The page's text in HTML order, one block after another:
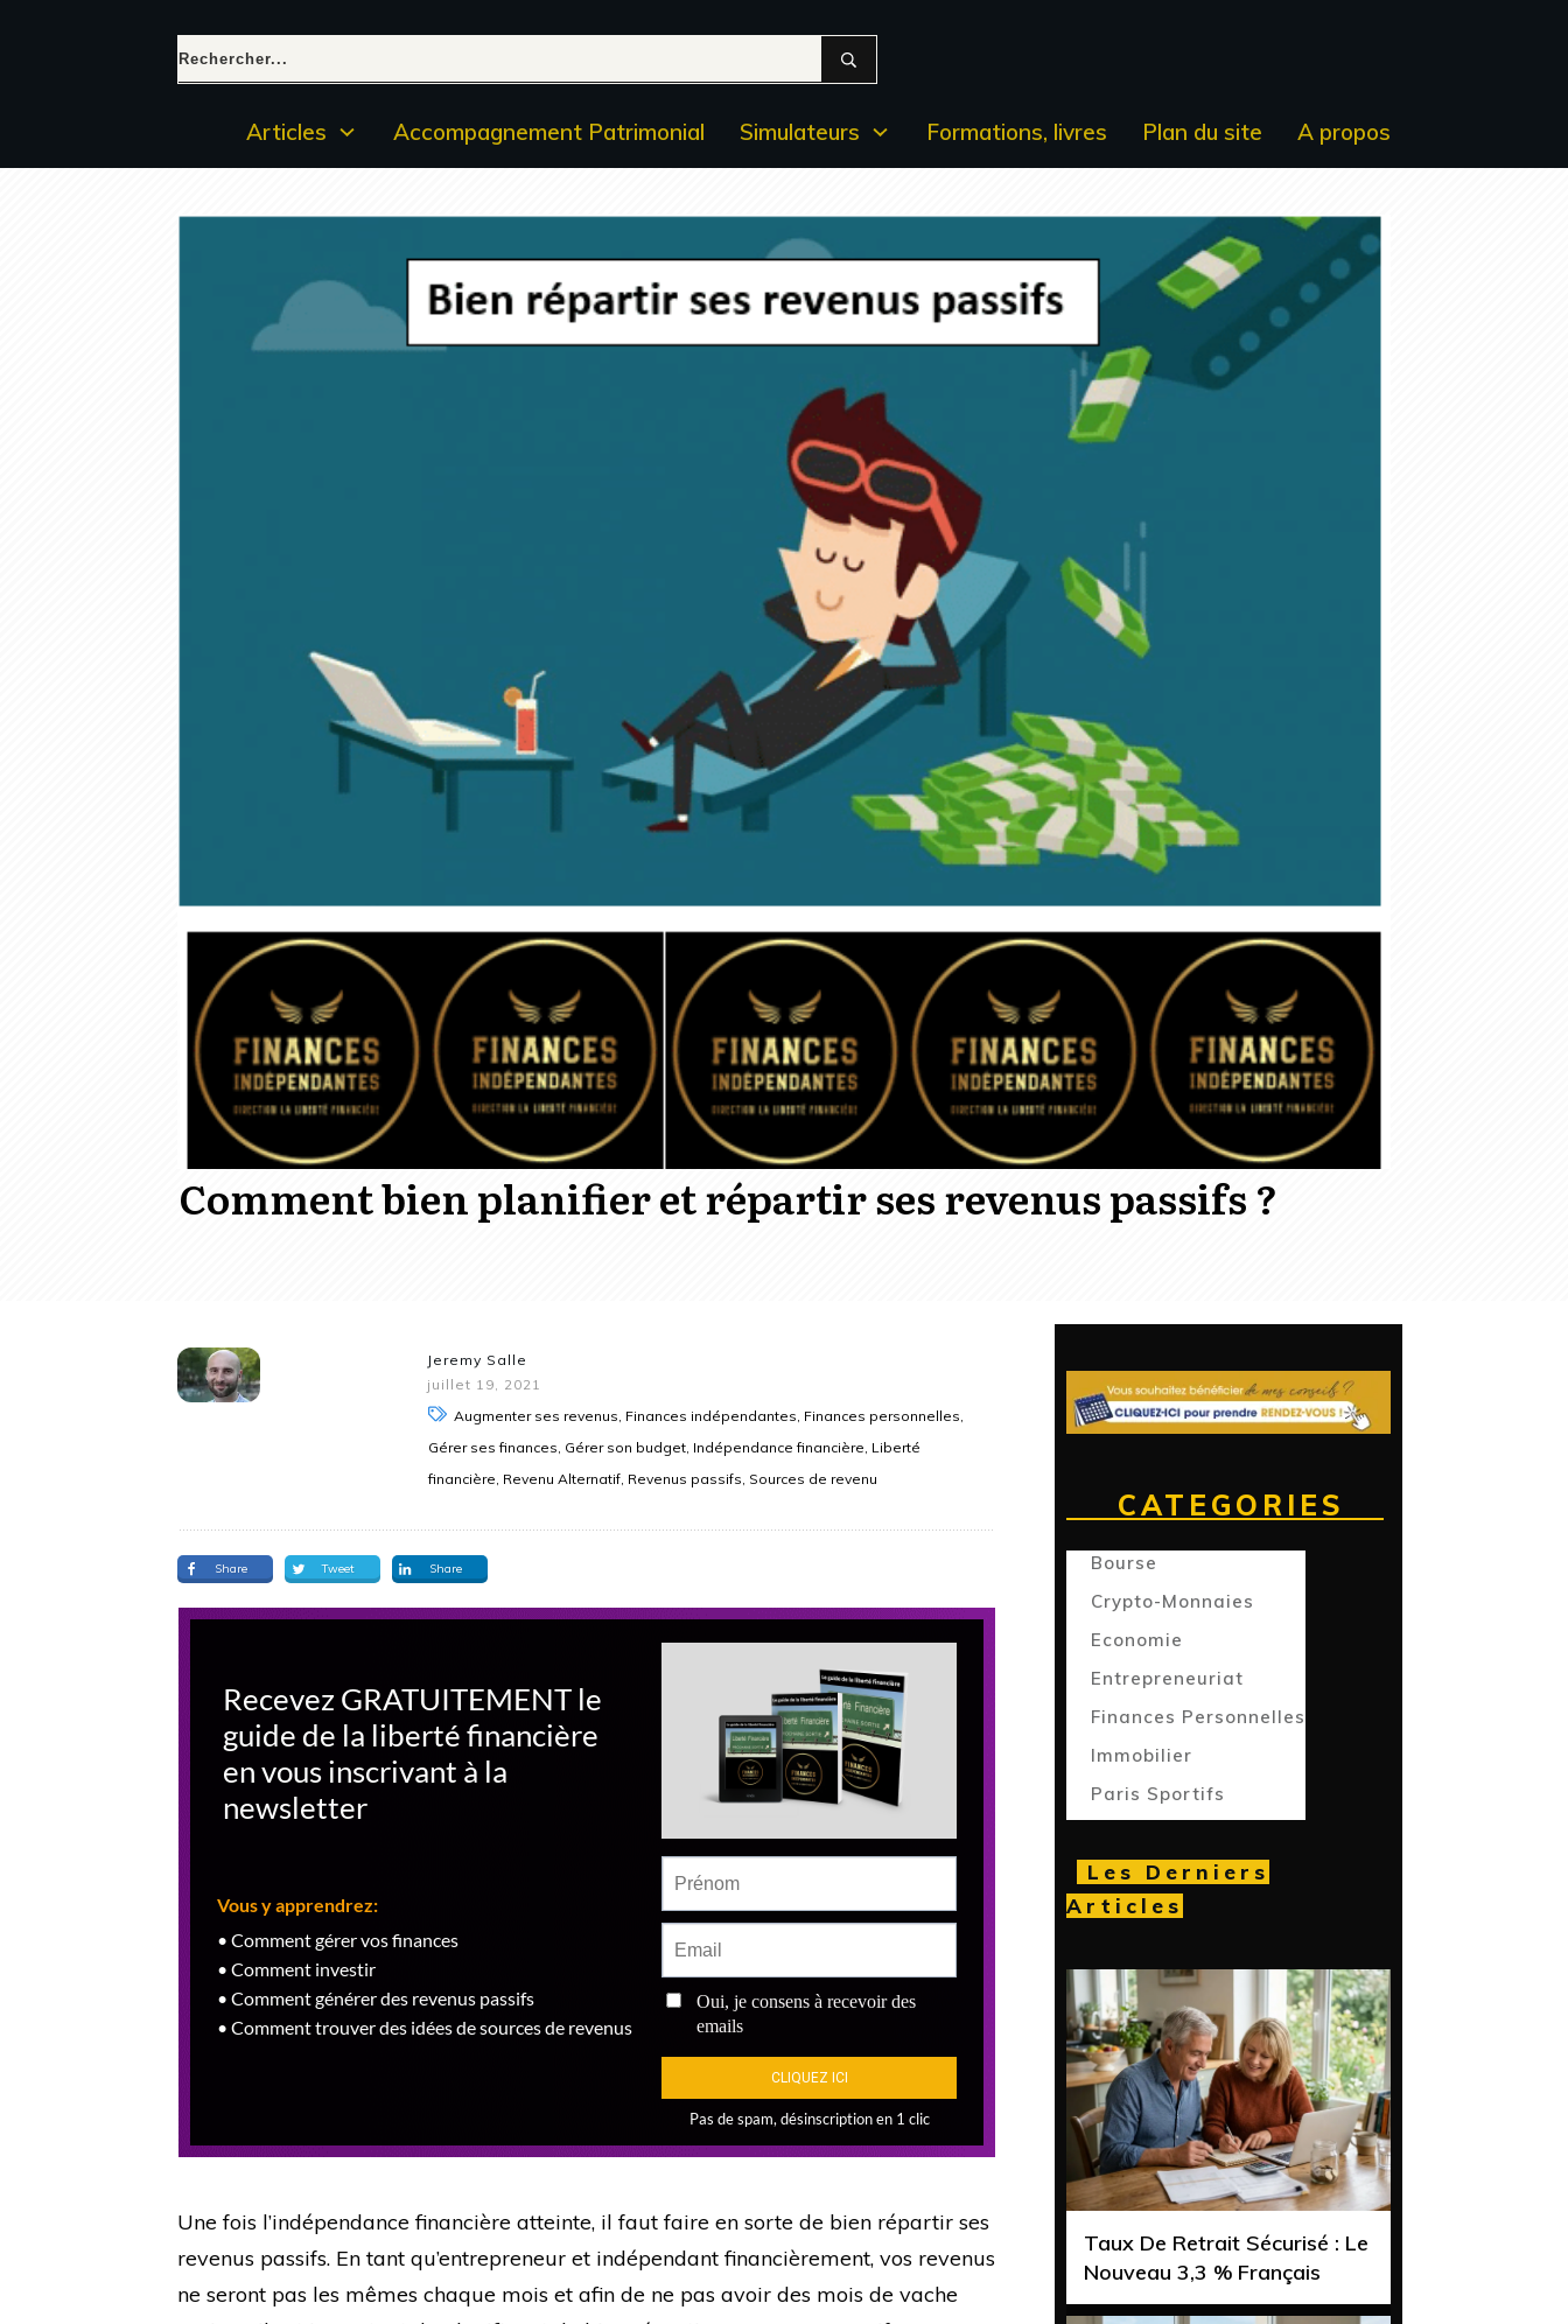
Articles Accompagnement Patrimonial Simulateurs Formations, livres Plan du site A propos
Comment bien planifier et répartir ses revenus passifs ?
Jeremy Salle
juillet 19, 2021
Augmenter ses revenus, Finances indépendantes, Finances personnelles,
Gérer ses finances, Gérer son budget, Indépendance financière, Liberté
financière, Revenu Alternatif, Revenus passifs, Sources de revenu
Share Tweet Share
Une fois l’indépendance financière atteinte, il faut faire en sorte de bien répartir ses
revenus passifs. En tant qu’entrepreneur et indépendant financièrement, vos revenus
ne seront pas les mêmes chaque mois et afin de ne pas avoir des mois de vache
CATEGORIES
Bourse
Crypto-Monnaies
Economie
Entrepreneuriat
Finances Personnelles
Immobilier
Paris Sportifs
Les Derniers
Articles
Taux De Retrait Sécurisé : Le
Nouveau 3,3 % Français